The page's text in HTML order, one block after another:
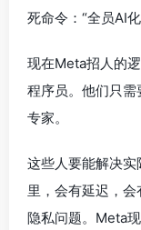
死命令：“全员AI化
现在Meta招人的
程序员。他们只
专家。
这些人要能解决
里，会有延迟，
隐私问题。Meta